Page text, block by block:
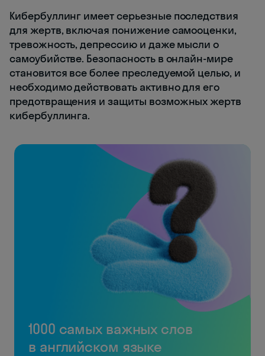
Кибербуллинг имеет серьезные последствия
для жертв, включая понижение самооценки,
тревожность, депрессию и даже мысли о
самоубийстве. Безопасность в онлайн-мире
становится все более преследуемой целью, и
необходимо действовать активно для его
предотвращения и защиты возможных жертв
кибербуллинга.
1000 самых важных слов
в английском языке